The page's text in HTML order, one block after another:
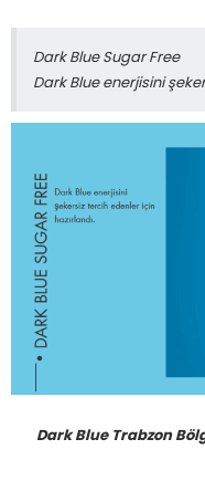
Dark Blue Sugar Free
Dark Blue enerjisini
Dark Blue Trabzon